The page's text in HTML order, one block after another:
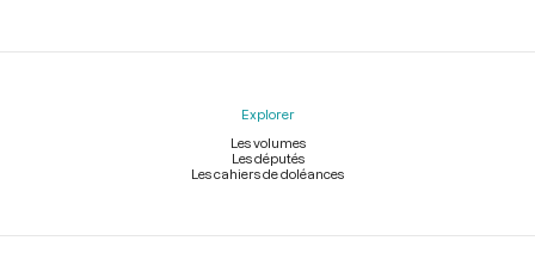
Explorer
Les volumes
Les députés
Les cahiers de doléances